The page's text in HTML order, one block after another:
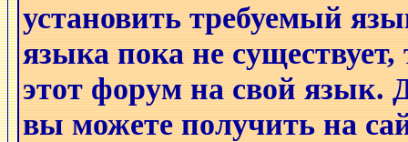
установить требуемый
языка пока не
этот форум на свой
вы можете получить на